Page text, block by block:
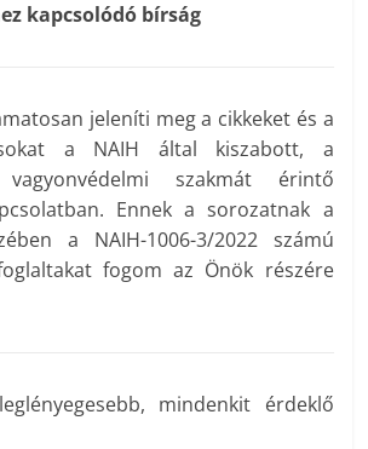
kapcsolódó bírság
jeleníti meg a cikkeket és a
a NAIH által kiszabott, a
szakmát érintő
Ennek a sorozatnak a
a NAIH-1006-3/2022 számú
fogom az Önök részére
mindenkit érdeklő